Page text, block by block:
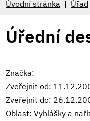
Úvodní stránka Úřad
Úřední
Značka:
Zveřejnit od:
Zveřejnit do:
Oblast: Vyhlášky a